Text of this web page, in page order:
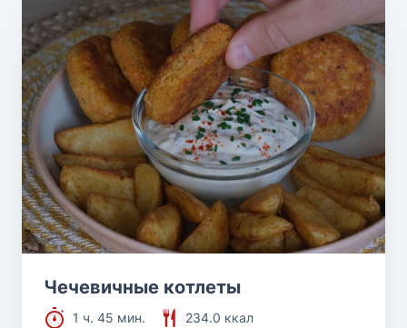
Чечевичные котлеты
1 ч. 45 мин.
234.0 ккал